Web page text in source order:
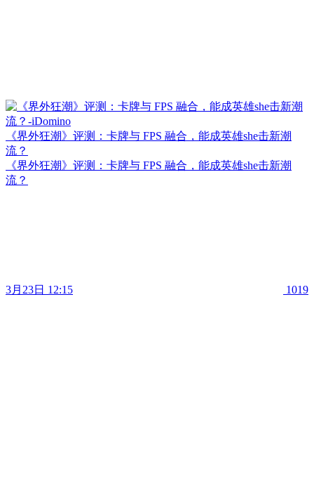
《界外狂潮》评测：卡牌与 FPS 融合，能成英雄she击新潮
流？
《界外狂潮》评测：卡牌与 FPS 融合，能成英雄she击新潮
流？
3月23日 12:15 1019